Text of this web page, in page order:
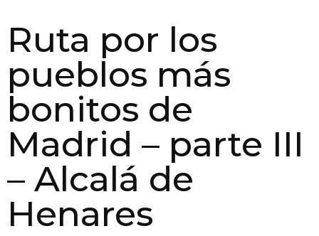
Ruta por los
pueblos más
bonitos de
Madrid – parte III
– Alcalá de
Henares